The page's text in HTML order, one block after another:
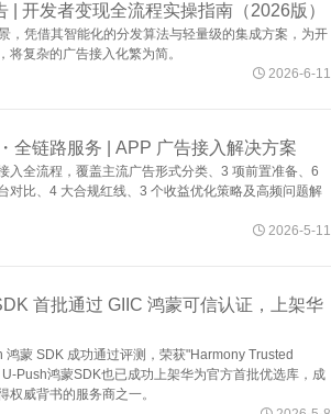
| 开发者变现全流程实操指南（2026版）
，凭借其智能化的分发算法与轻量级的集成方案，为开
复杂的广告接入化繁为简。
2026-6-11
全链路服务 | APP 广告接入解决方案
入全流程，覆盖主流广告形式分类、3 项前置准备、6
对比、4 大合规红线、3 个收益优化策略及高频问题解
2026-5-11
首批通过 GIIC 鸿蒙可信认证，上架华
蒙 SDK 成功通过评测，荣获"Harmony Trusted
Push鸿蒙SDK也已成功上架华为官方首批优选库，成
权威背书的服务商之一。